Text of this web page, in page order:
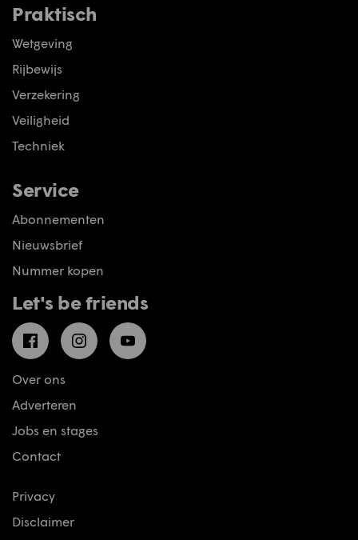
Praktisch
Wetgeving
Rijbewijs
Verzekering
Veiligheid
Techniek
Service
Abonnementen
Nieuwsbrief
Nummer kopen
Let's be friends
FacebookInstagramYouTube
Over ons
Adverteren
Jobs en stages
Contact
Privacy
Disclaimer